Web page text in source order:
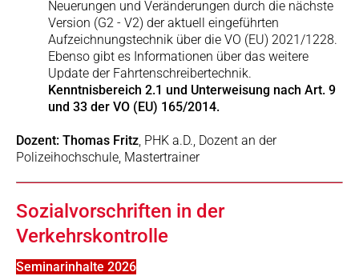
Neuerungen und Veränderungen durch die nächste
Version (G2 - V2) der aktuell eingeführten
Aufzeichnungstechnik über die VO (EU) 2021/1228.
Ebenso gibt es Informationen über das weitere
Update der Fahrtenschreibertechnik.
Kenntnisbereich 2.1 und Unterweisung nach Art. 9
und 33 der VO (EU) 165/2014.
Dozent: Thomas Fritz, PHK a.D., Dozent an der
Polizeihochschule, Mastertrainer
Sozialvorschriften in der
Verkehrskontrolle
Seminarinhalte 2026